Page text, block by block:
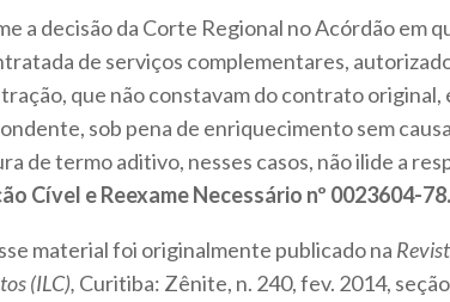
a decisão da Corte Regional no Acórdão em
de serviços complementares,
que não constavam do contrato original,
sob pena de enriquecimento sem
de termo aditivo, nesses casos, não ilide a
Cível e Reexame Necessário nº 0023604-
material foi originalmente publicado na
(ILC), Curitiba: Zênite, n. 240, fev. 2014,